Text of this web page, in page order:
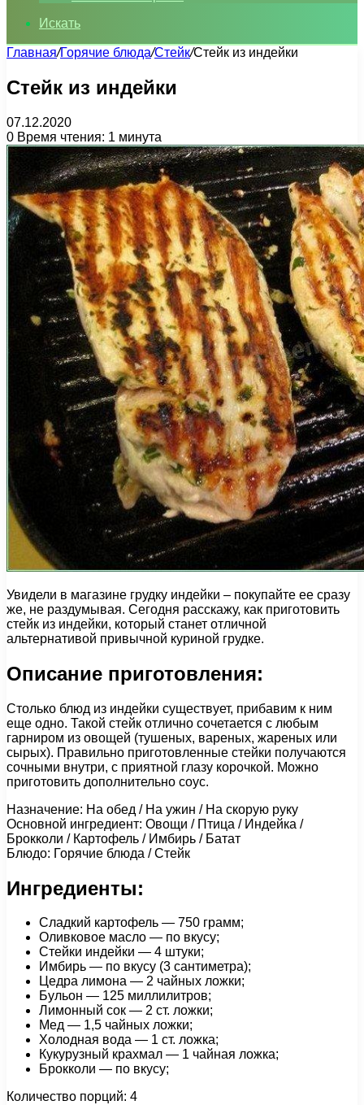
Искать
Главная/Горячие блюда/Стейк/Стейк из индейки
Стейк из индейки
07.12.2020
0 Время чтения: 1 минута
Увидели в магазине грудку индейки – покупайте ее сразу
же, не раздумывая. Сегодня расскажу, как приготовить
стейк из индейки, который станет отличной
альтернативой привычной куриной грудке.
Описание приготовления:
Столько блюд из индейки существует, прибавим к ним
еще одно. Такой стейк отлично сочетается с любым
гарниром из овощей (тушеных, вареных, жареных или
сырых). Правильно приготовленные стейки получаются
сочными внутри, с приятной глазу корочкой. Можно
приготовить дополнительно соус.
Назначение: На обед / На ужин / На скорую руку
Основной ингредиент: Овощи / Птица / Индейка /
Брокколи / Картофель / Имбирь / Батат
Блюдо: Горячие блюда / Стейк
Ингредиенты:
Сладкий картофель — 750 грамм;
Оливковое масло — по вкусу;
Стейки индейки — 4 штуки;
Имбирь — по вкусу (3 сантиметра);
Цедра лимона — 2 чайных ложки;
Бульон — 125 миллилитров;
Лимонный сок — 2 ст. ложки;
Мед — 1,5 чайных ложки;
Холодная вода — 1 ст. ложка;
Кукурузный крахмал — 1 чайная ложка;
Брокколи — по вкусу;
Количество порций: 4